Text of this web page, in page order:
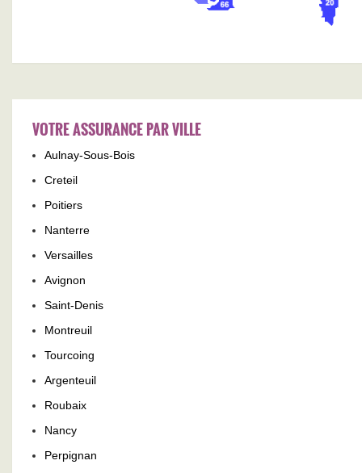
VOTRE ASSURANCE PAR VILLE
Aulnay-Sous-Bois
Creteil
Poitiers
Nanterre
Versailles
Avignon
Saint-Denis
Montreuil
Tourcoing
Argenteuil
Roubaix
Nancy
Perpignan